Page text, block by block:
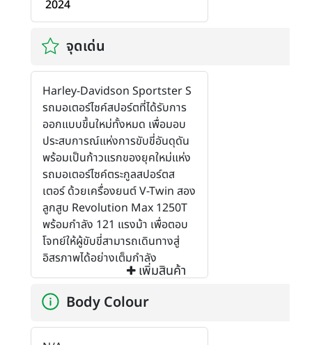
เพิ่มสินค้า
2024
จุดเด่น
Harley-Davidson Sportster S
รถมอเตอร์ไซค์สปอร์ตที่ได้รับการ
ออกแบบขึ้นใหม่ทั้งหมด เพื่อมอบ
ประสบการณ์แห่งการขับขี่อันดุดัน
พร้อมเป็นก้าวแรกของยุคใหม่แห่ง
รถมอเตอร์ไซค์ตระกูลสปอร์ตส
เตอร์ ด้วยเครื่องยนต์ V-Twin สอง
ลูกสูบ Revolution Max 1250T
พร้อมกำลัง 121 แรงม้า เพื่อตอบ
โจทย์ให้ผู้ขับขี่สามารถเดินทางสู่
อิสรภาพได้อย่างเต็มกำลัง
Body Colour